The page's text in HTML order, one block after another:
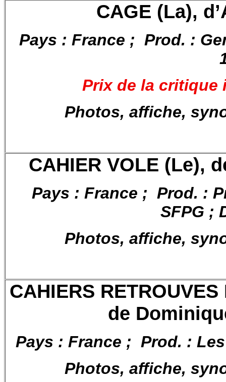
CAGE (La),
Pays : France ; Prod. :
Prix de la critique
Photos, affiche,
CAHIER VOLE (Le),
Pays : France ; Prod. :
SFPG ;
Photos, affiche,
CAHIERS
de
Pays : France ; Prod. :
Photos, affiche,